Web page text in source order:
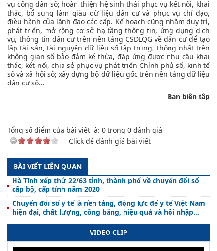
vụ công dân số; hoàn thiện hệ sinh thái phục vụ kết nối, khai
thác, bổ sung làm giàu dữ liệu dân cư và phục vụ chỉ đạo,
điều hành của lãnh đạo các cấp. Kế hoạch cũng nhằm duy trì,
phát triển, mở rộng cơ sở hạ tầng thông tin, ứng dụng dịch
vụ, thông tin dân cư trên nền tảng CSDLQG về dân cư để tạo
lập tài sản, tài nguyên dữ liệu số tập trung, thống nhất trên
không gian số bảo đảm kế thừa, đáp ứng được nhu cầu khai
thác, kết nối, chia sẻ phục vụ phát triển Chính phủ số, kinh tế
số và xã hội số; xây dựng bộ dữ liệu gốc trên nền tảng dữ liệu
dân cư số…
Ban biên tập
Tổng số điểm của bài viết là: 0 trong 0 đánh giá
Click để đánh giá bài viết
BÀI VIẾT LIÊN QUAN
Hà Tĩnh xếp thứ 22/63 tỉnh, thành phố về chuyển đổi số
cấp bộ, cấp tỉnh năm 2020
Chuyển đổi số y tế là nền tảng, động lực để y tế Việt Nam
hiện đại, chất lượng, công bằng, hiệu quả và hội nhập
VIDEO CLIP